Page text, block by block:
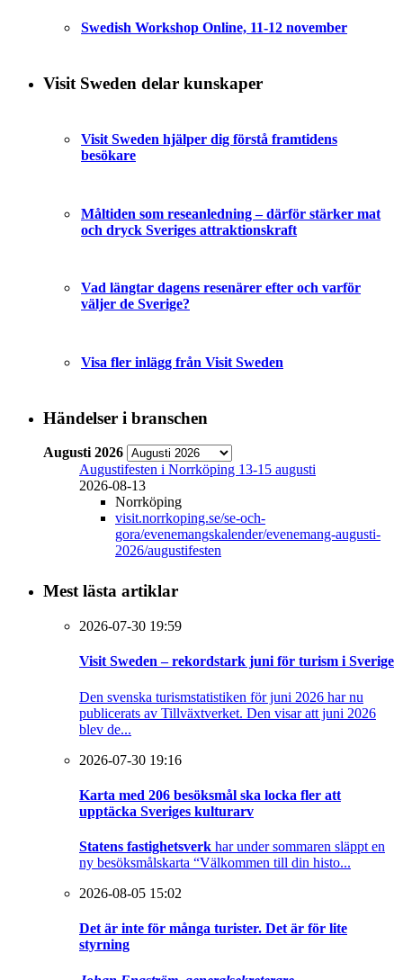
Swedish Workshop Online, 11-12 november
Visit Sweden delar kunskaper
Visit Sweden hjälper dig förstå framtidens
besökare
Måltiden som reseanledning – därför stärker mat
och dryck Sveriges attraktionskraft
Vad längtar dagens resenärer efter och varför
väljer de Sverige?
Visa fler inlägg från Visit Sweden
Händelser i branschen
Augusti 2026
Augustifesten i Norrköping 13-15 augusti
2026-08-13
Norrköping
visit.norrkoping.se/se-och-
gora/evenemangskalender/evenemang-augusti-
2026/augustifesten
Mest lästa artiklar
2026-07-30 19:59
Visit Sweden – rekordstark juni för turism i Sverige
Den svenska turismstatistiken för juni 2026 har nu
publicerats av Tillväxtverket. Den visar att juni 2026
blev de...
2026-07-30 19:16
Karta med 206 besöksmål ska locka fler att
upptäcka Sveriges kulturarv
Statens fastighetsverk har under sommaren släppt en
ny besöksmålskarta “Välkommen till din histo...
2026-08-05 15:02
Det är inte för många turister. Det är för lite
styrning